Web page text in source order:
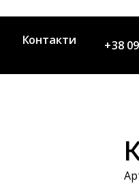
Контакти +38